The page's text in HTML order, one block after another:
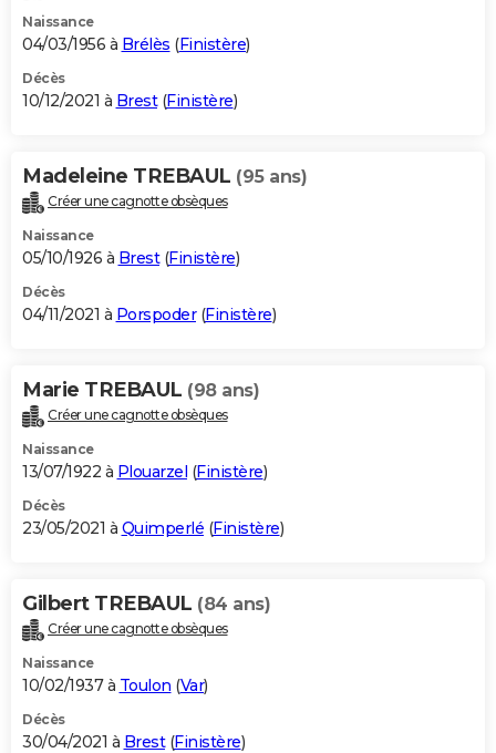
Naissance
04/03/1956 à Brélès (Finistère)
Décès
10/12/2021 à Brest(Finistère)
Madeleine TREBAUL (95 ans)
Créer une cagnotte obsèques
Naissance
05/10/1926 à Brest(Finistère)
Décès
04/11/2021 à Porspoder(Finistère)
Marie TREBAUL (98 ans)
Créer une cagnotte obsèques
Naissance
13/07/1922 à Plouarzel (Finistère)
Décès
23/05/2021 à Quimperlé (Finistère)
Gilbert TREBAUL (84 ans)
Créer une cagnotte obsèques
Naissance
10/02/1937 à Toulon (Var)
Décès
30/04/2021 à Brest(Finistère)